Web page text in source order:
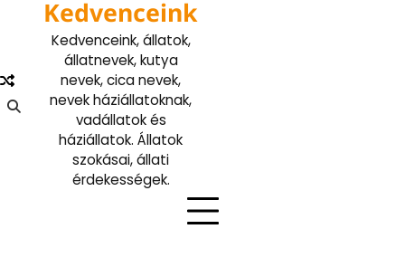
Kedvenceink
Kedvenceink, állatok,
állatnevek, kutya
nevek, cica nevek,
nevek háziállatoknak,
vadállatok és
háziállatok. Állatok
szokásai, állati
érdekességek.